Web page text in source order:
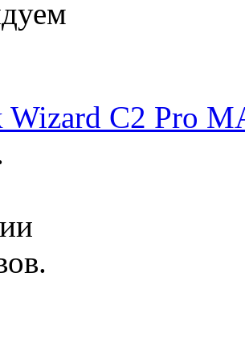
Wizard С2 Pro